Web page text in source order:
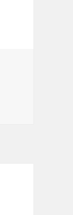
Vespa, Gesits!